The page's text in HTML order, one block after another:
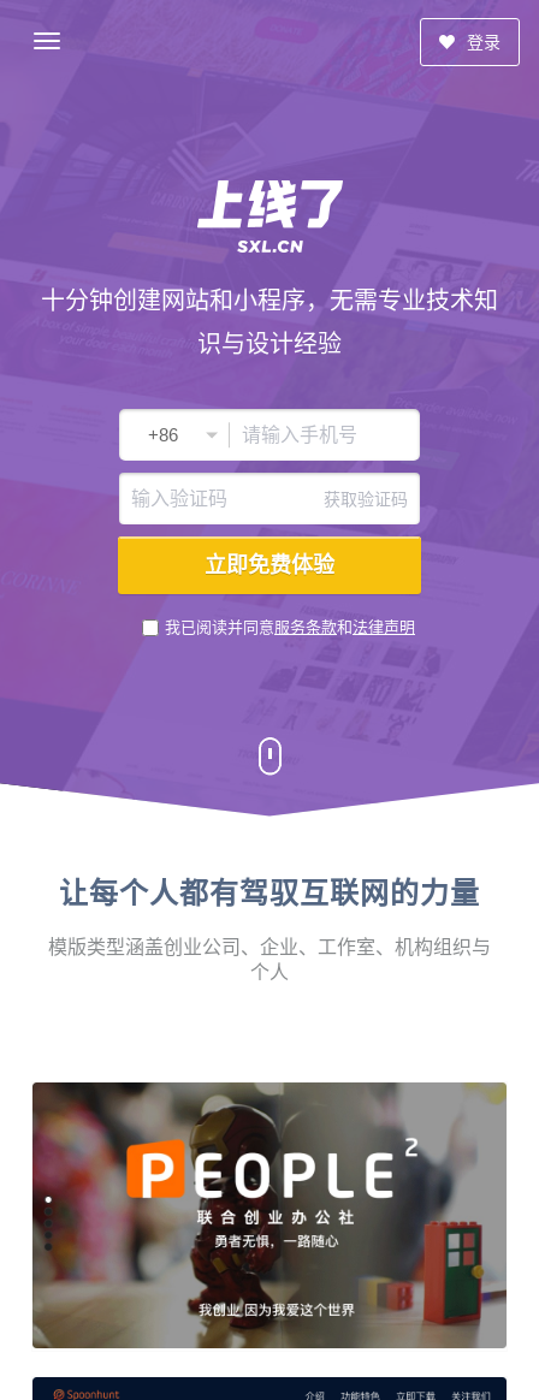
登录
十分钟创建网站和小程序，无需专业技术知
识与设计经验
获取验证码
我已阅读并同意服务条款和法律声明
让每个人都有驾驭互联网的力量
模版类型涵盖创业公司、企业、工作室、机构组织与
个人